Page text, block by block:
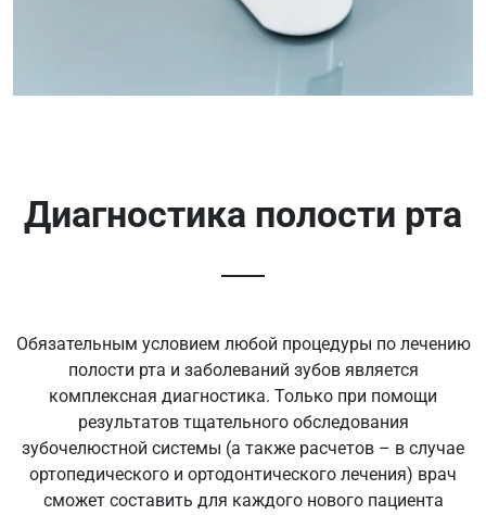
Диагностика полости рта
Обязательным условием любой процедуры по лечению
полости рта и заболеваний зубов является
комплексная диагностика. Только при помощи
результатов тщательного обследования
зубочелюстной системы (а также расчетов – в случае
ортопедического и ортодонтического лечения) врач
сможет составить для каждого нового пациента